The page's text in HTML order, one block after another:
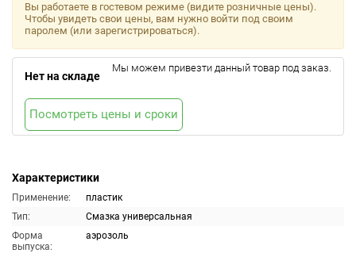
Характеристики
Применение:
пластик
Тип:
Смазка универсальная
Форма
выпуска:
аэрозоль
Вы работаете в гостевом режиме (видите розничные цены).
Чтобы увидеть свои цены, вам нужно войти под своим
паролем (или зарегистрироваться).
Нет на складе
Мы можем привезти данный товар под заказ.
Посмотреть цены и сроки